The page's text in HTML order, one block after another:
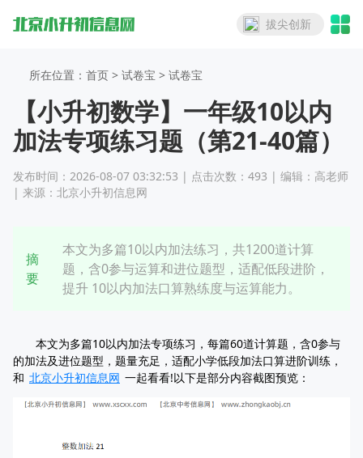
拔尖创新
所在位置：首页 > 试卷宝 > 试卷宝
【小升初数学】一年级10以内
加法专项练习题（第21-40篇）
发布时间：2026-08-07 03:32:53 | 点击次数：493 | 编辑：高老师
| 来源：北京小升初信息网
摘
要
本文为多篇10以内加法练习，共1200道计算
题，含0参与运算和进位题型，适配低段进阶，
提升 10以内加法口算熟练度与运算能力。
本文为多篇10以内加法专项练习，每篇60道计算题，含0参与
的加法及进位题型，题量充足，适配小学低段加法口算进阶训练，
和 北京小升初信息网 一起看看!以下是部分内容截图预览：